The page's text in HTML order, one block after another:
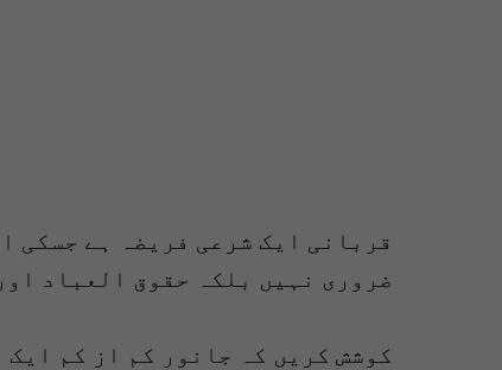
قربانی ایک شرعی فریضہ ہے جسکی
ضروری نہیں بلکہ حقوق العباد
کوشش کریں کہ جانور کم از کم